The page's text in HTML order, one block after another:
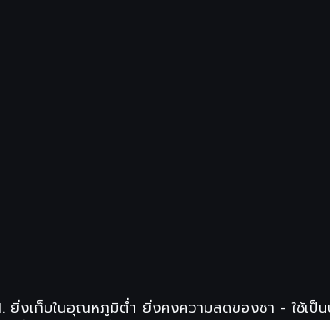
งเก็บในอุณหภูมิต่ำ ยิ่งคงความสดของชา - ใช้เป็น